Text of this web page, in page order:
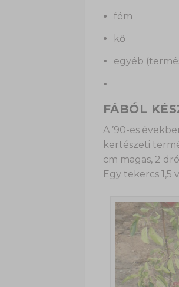
fém
kő
egyéb
FÁBÓL
A ’90-es
kertészeti
cm magas, 2
Egy tekercs